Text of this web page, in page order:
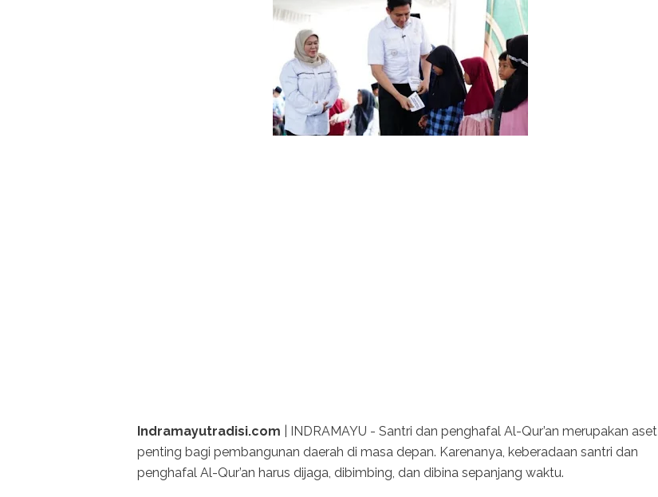
Indramayutradisi.com | INDRAMAYU - Santri dan penghafal Al-Qur’an merupakan aset
penting bagi pembangunan daerah di masa depan. Karenanya, keberadaan santri dan
penghafal Al-Qur’an harus dijaga, dibimbing, dan dibina sepanjang waktu.